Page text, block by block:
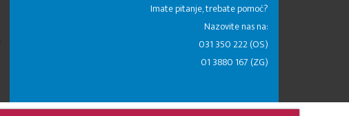
​Imate pitanje, trebate pomoć?
Nazovite nas na:
031 350 222 (OS)
01 3880 167 (ZG)